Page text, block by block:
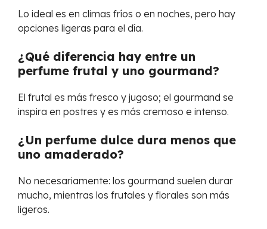
Lo ideal es en climas fríos o en noches, pero hay
opciones ligeras para el día.
¿Qué diferencia hay entre un
perfume frutal y uno gourmand?
El frutal es más fresco y jugoso; el gourmand se
inspira en postres y es más cremoso e intenso.
¿Un perfume dulce dura menos que
uno amaderado?
No necesariamente: los gourmand suelen durar
mucho, mientras los frutales y florales son más
ligeros.